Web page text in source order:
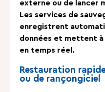
externe ou de lancer
Les services de
enregistrent
données et mettent
en temps réel.
Restauration
ou de rançongiciel